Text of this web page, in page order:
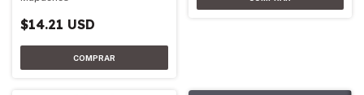
$14.21 USD